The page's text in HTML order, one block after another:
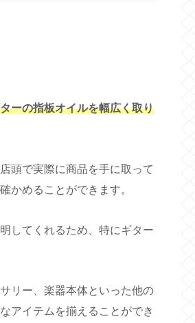
ーの指板オイルを幅広く取り
頭で実際に商品を手に取って
かめることができます。
してくれるため、特にギター
リー、楽器本体といった他の
アイテムを揃えることができ